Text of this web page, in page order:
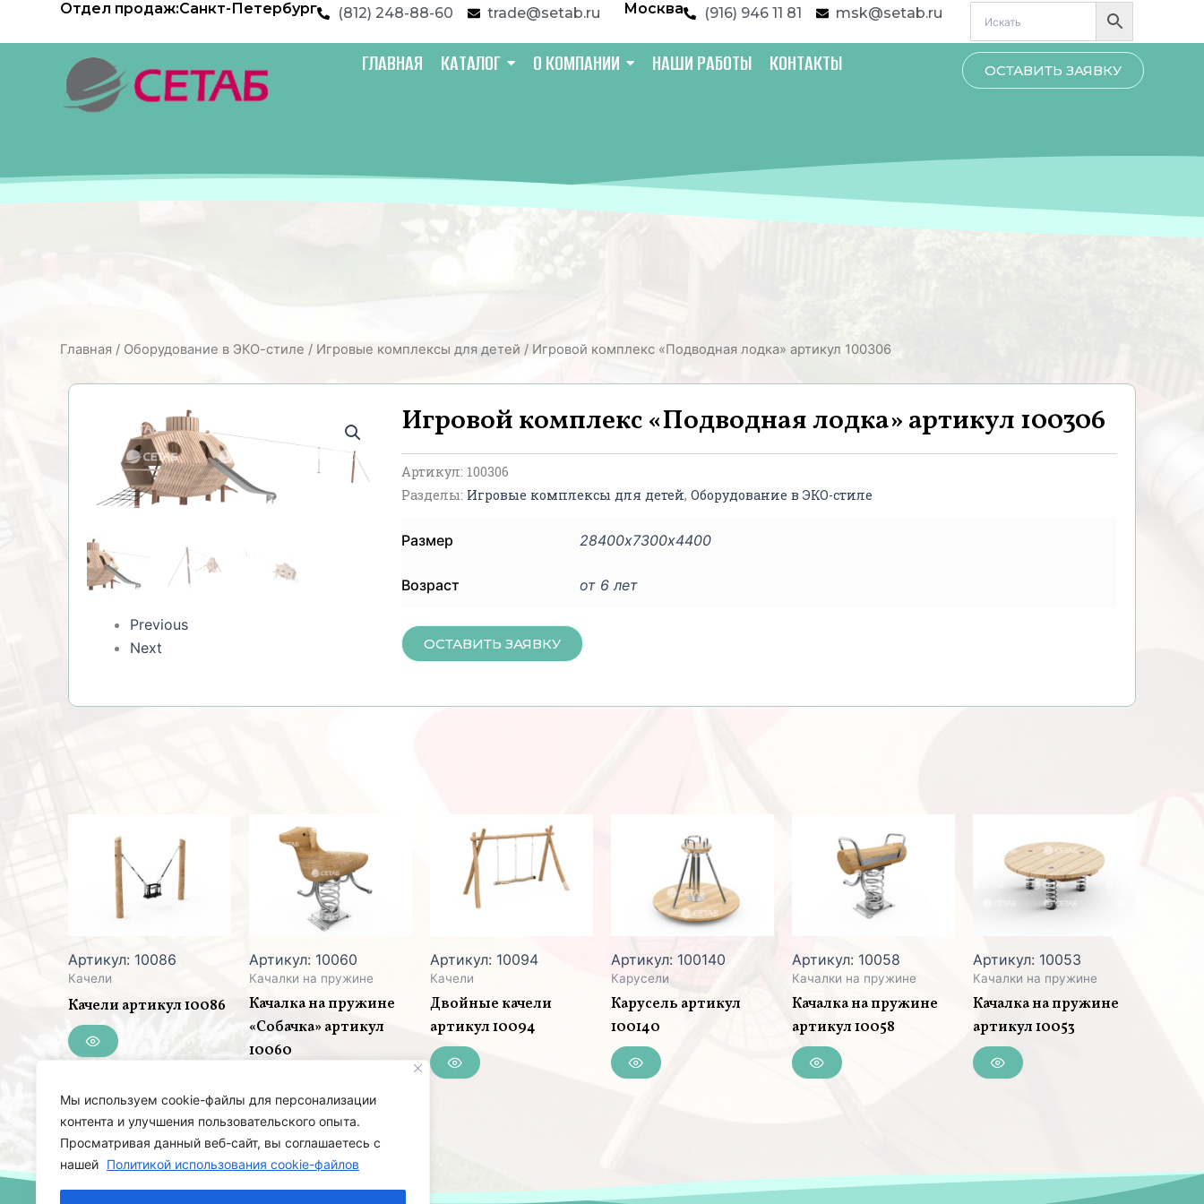
Мы используем cookie-файлы для персонализации
контента и улучшения пользовательского опыта.
Просматривая данный веб-сайт, вы соглашаетесь с
нашей Политикой использования cookie-файлов
содержимому
Отдел продаж:Санкт-Петербург (812) 248-88-60 trade@setab.ru Москва (916) 946 11 81 msk@setab.ru
ГЛАВНАЯ КАТАЛОГ О КОМПАНИИ НАШИ РАБОТЫ КОНТАКТЫ ОСТАВИТЬ ЗАЯВКУ
Главная / Оборудование в ЭКО-стиле / Игровые комплексы для детей / Игровой комплекс «Подводная лодка» артикул 100306
Previous
Next
Игровой комплекс «Подводная лодка» артикул 100306
Артикул: 100306
Разделы: Игровые комплексы для детей,Оборудование в ЭКО-стиле
Размер 28400х7300х4400
Возраст от 6 лет
ОСТАВИТЬ ЗАЯВКУ
Артикул: 10086
Качели
Качели артикул 10086
Артикул: 10060
Качалки на пружине
Качалка на пружине
«Собачка» артикул
10060
Артикул: 10094
Качели
Двойные качели
артикул 10094
Артикул: 100140
Карусели
Карусель артикул
100140
Артикул: 10058
Качалки на пружине
Качалка на пружине
артикул 10058
Артикул: 10053
Качалки на пружине
Качалка на пружине
артикул 10053